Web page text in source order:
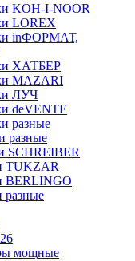
KOH-I-NOOR
LOREX
inФОРМАТ,
ХАТБЕР
MAZARI
ЛУЧ
deVENTE
разные
разные
SCHREIBER
TUKZAR
BERLINGO
разные
мощные